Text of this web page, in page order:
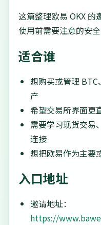
这篇整理欧易 OKX 的
使用前需要注意的安全
适合谁
想购买或管理
产
希望交易所界面更
需要学习现货交易
连接
想把欧易作为主要
入口地址
邀请地址：
https://